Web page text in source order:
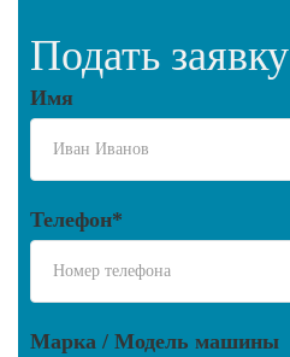
Подать заявку
Имя
Телефон*
Марка / Модель машины